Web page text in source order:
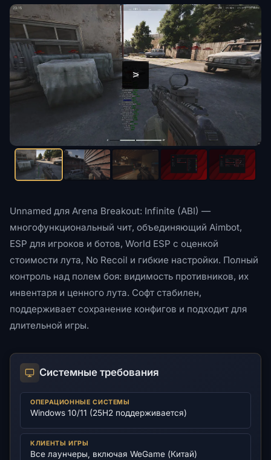
<
>
Unnamed для Arena Breakout: Infinite (ABI) —
многофункциональный чит, объединяющий Aimbot,
ESP для игроков и ботов, World ESP с оценкой
стоимости лута, No Recoil и гибкие настройки. Полный
контроль над полем боя: видимость противников, их
инвентаря и ценного лута. Софт стабилен,
поддерживает сохранение конфигов и подходит для
длительной игры.
Системные требования
ОПЕРАЦИОННЫЕ СИСТЕМЫ
Windows 10/11 (25H2 поддерживается)
КЛИЕНТЫ ИГРЫ
Все лаунчеры, включая WeGame (Китай)